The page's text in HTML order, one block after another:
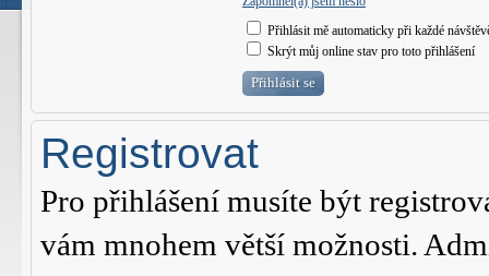
Přihlásit mě automaticky při každé
Skrýt můj online stav pro toto přihlášení
Registrovat
Pro přihlášení musíte být
vám mnohem větší možnosti.